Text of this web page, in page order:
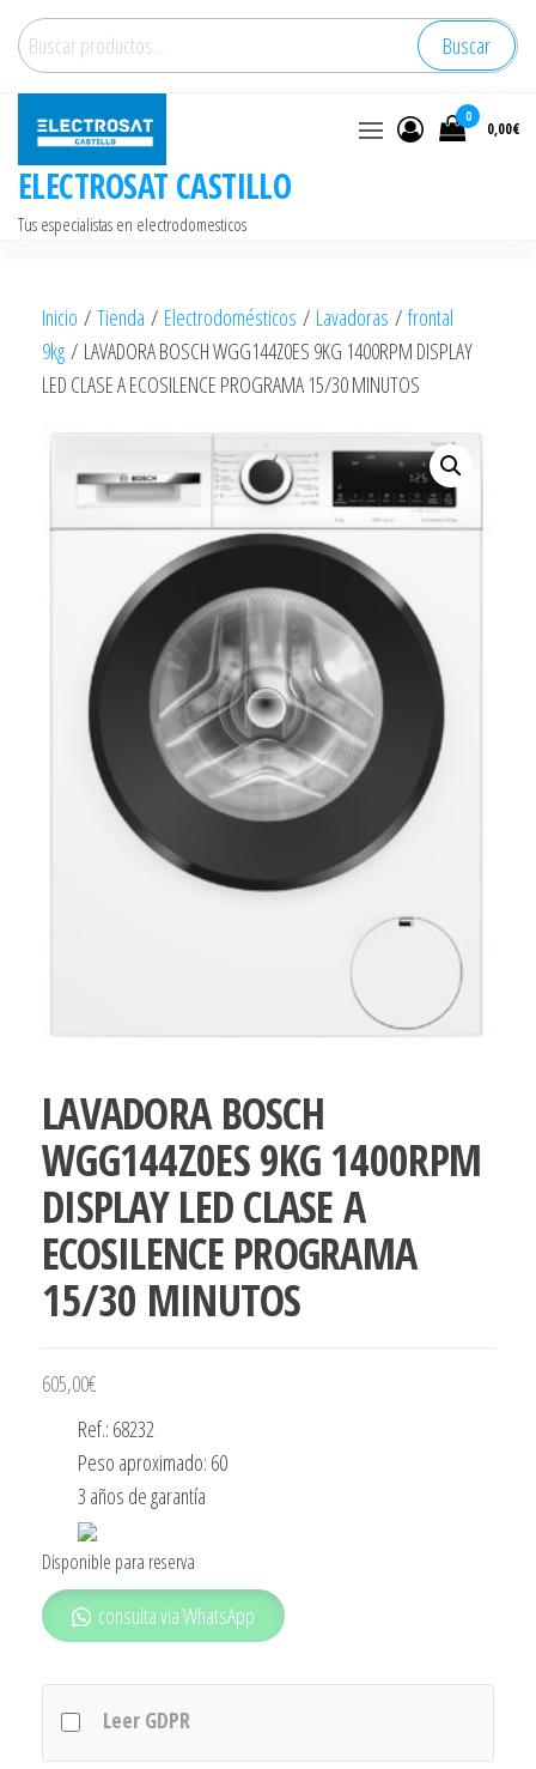
Saltar
contenido
Buscar
por:
Buscar
ELECTROSAT CASTILLO
Tus especialistas en electrodomesticos
0
0,00€
Inicio / Tienda / Electrodomésticos / Lavadoras / frontal
9kg / LAVADORA BOSCH WGG144Z0ES 9KG 1400RPM DISPLAY
LED CLASE A ECOSILENCE PROGRAMA 15/30 MINUTOS
LAVADORA BOSCH
WGG144Z0ES 9KG 1400RPM
DISPLAY LED CLASE A
ECOSILENCE PROGRAMA
15/30 MINUTOS
605,00€
Ref.: 68232
Peso aproximado: 60
3 años de garantía
Disponible para reserva
consulta via WhatsApp
Leer GDPR